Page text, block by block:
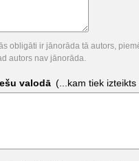
obligāti ir jānorāda tā autors,
autors nav jānorāda.
valodā (...kam tiek